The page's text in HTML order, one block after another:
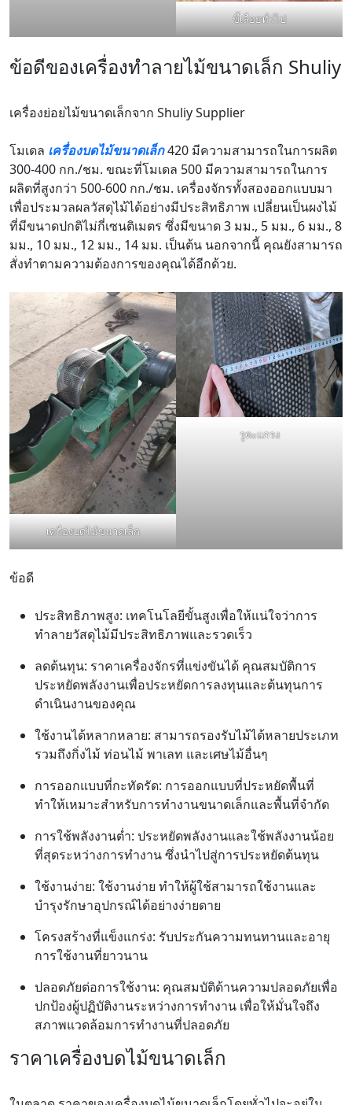
ขี้เลื่อยทั่วไป
ข้อดีของเครื่องทำลายไม้ขนาดเล็ก Shuliy
เครื่องย่อยไม้ขนาดเล็กจาก Shuliy Supplier
โมเดล เครื่องบดไม้ขนาดเล็ก420 มีความสามารถในการผลิต
300-400 กก./ชม. ขณะที่โมเดล 500 มีความสามารถในการ
ผลิตที่สูงกว่า 500-600 กก./ชม. เครื่องจักรทั้งสองออกแบบมา
เพื่อประมวลผลวัสดุไม้ได้อย่างมีประสิทธิภาพ เปลี่ยนเป็นผงไม้
ที่มีขนาดปกติไม่กี่เซนติเมตร ซึ่งมีขนาด 3 มม., 5 มม., 6 มม., 8
มม., 10 มม., 12 มม., 14 มม. เป็นต้น นอกจากนี้ คุณยังสามารถ
สั่งทำตามความต้องการของคุณได้อีกด้วย.
เครื่องบดไม้ขนาดเล็ก
รูตะแกรง
ข้อดี
ประสิทธิภาพสูง: เทคโนโลยีขั้นสูงเพื่อให้แน่ใจว่าการ
ทำลายวัสดุไม้มีประสิทธิภาพและรวดเร็ว
ลดต้นทุน: ราคาเครื่องจักรที่แข่งขันได้ คุณสมบัติการ
ประหยัดพลังงานเพื่อประหยัดการลงทุนและต้นทุนการ
ดำเนินงานของคุณ
ใช้งานได้หลากหลาย: สามารถรองรับไม้ได้หลายประเภท
รวมถึงกิ่งไม้ ท่อนไม้ พาเลท และเศษไม้อื่นๆ
การออกแบบที่กะทัดรัด: การออกแบบที่ประหยัดพื้นที่
ทำให้เหมาะสำหรับการทำงานขนาดเล็กและพื้นที่จำกัด
การใช้พลังงานต่ำ: ประหยัดพลังงานและใช้พลังงานน้อย
ที่สุดระหว่างการทำงาน ซึ่งนำไปสู่การประหยัดต้นทุน
ใช้งานง่าย: ใช้งานง่าย ทำให้ผู้ใช้สามารถใช้งานและ
บำรุงรักษาอุปกรณ์ได้อย่างง่ายดาย
โครงสร้างที่แข็งแกร่ง: รับประกันความทนทานและอายุ
การใช้งานที่ยาวนาน
ปลอดภัยต่อการใช้งาน: คุณสมบัติด้านความปลอดภัยเพื่อ
ปกป้องผู้ปฏิบัติงานระหว่างการทำงาน เพื่อให้มั่นใจถึง
สภาพแวดล้อมการทำงานที่ปลอดภัย
ราคาเครื่องบดไม้ขนาดเล็ก